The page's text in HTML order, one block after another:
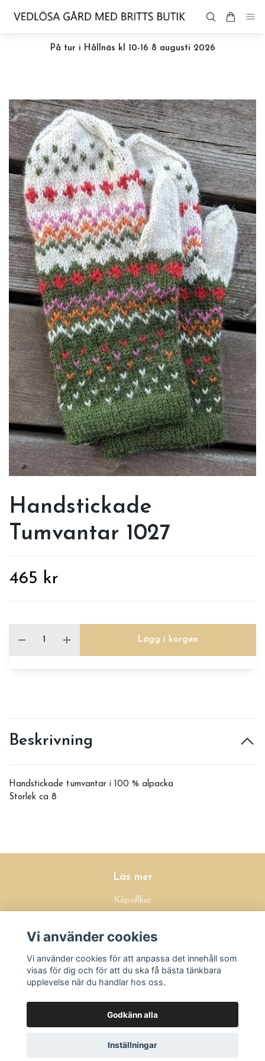
På tur i Hållnäs kl 10-16 8 augusti 2026
Handstickade
Tumvantar 1027
465 kr
Lägg i korgen
Beskrivning
Handstickade tumvantar i 100 % alpacka
Storlek ca 8
Läs mer
Köpvillkor
Sociala medier
Prenumerera på vårt nyhetsbrev
Vi använder cookies
Vi använder cookies för att anpassa det innehåll som
visas för dig och för att du ska få bästa tänkbara
upplevelse när du handlar hos oss.
Godkänn alla
Inställningar